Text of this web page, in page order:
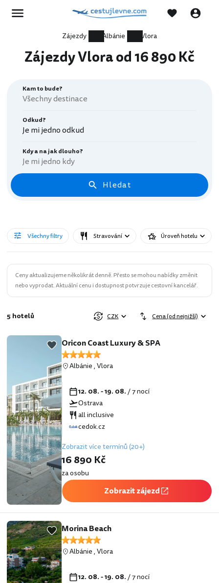
Zájezdy Albánie Vlora
Zájezdy Vlora od 16 890 Kč
Kam to bude?
Odkud?
Je mi jedno odkud
Kdy a na jak dlouho?
Je mi jedno kdy
Hledat
Všechny filtry Stravování Úroveň hotelu
Ceny aktualizujeme několikrát denně. Přesto se mohou nabídky změnit
nebo vyprodat. Aktuální cenu i dostupnost potvrzuje cestovní kancelář.
5 hotelů CZK Cena (od nejnižší)
Oricon Coast Luxury & SPA
Albánie,Vlora
12. 08. - 19. 08./ 7 nocí
Ostrava
all inclusive
cedok.cz
Zobrazit více termínů (20+)
16 890 Kč
za osobu
Zobrazit zájezd
Morina Beach
Albánie,Vlora
12. 08. - 19. 08./ 7 nocí